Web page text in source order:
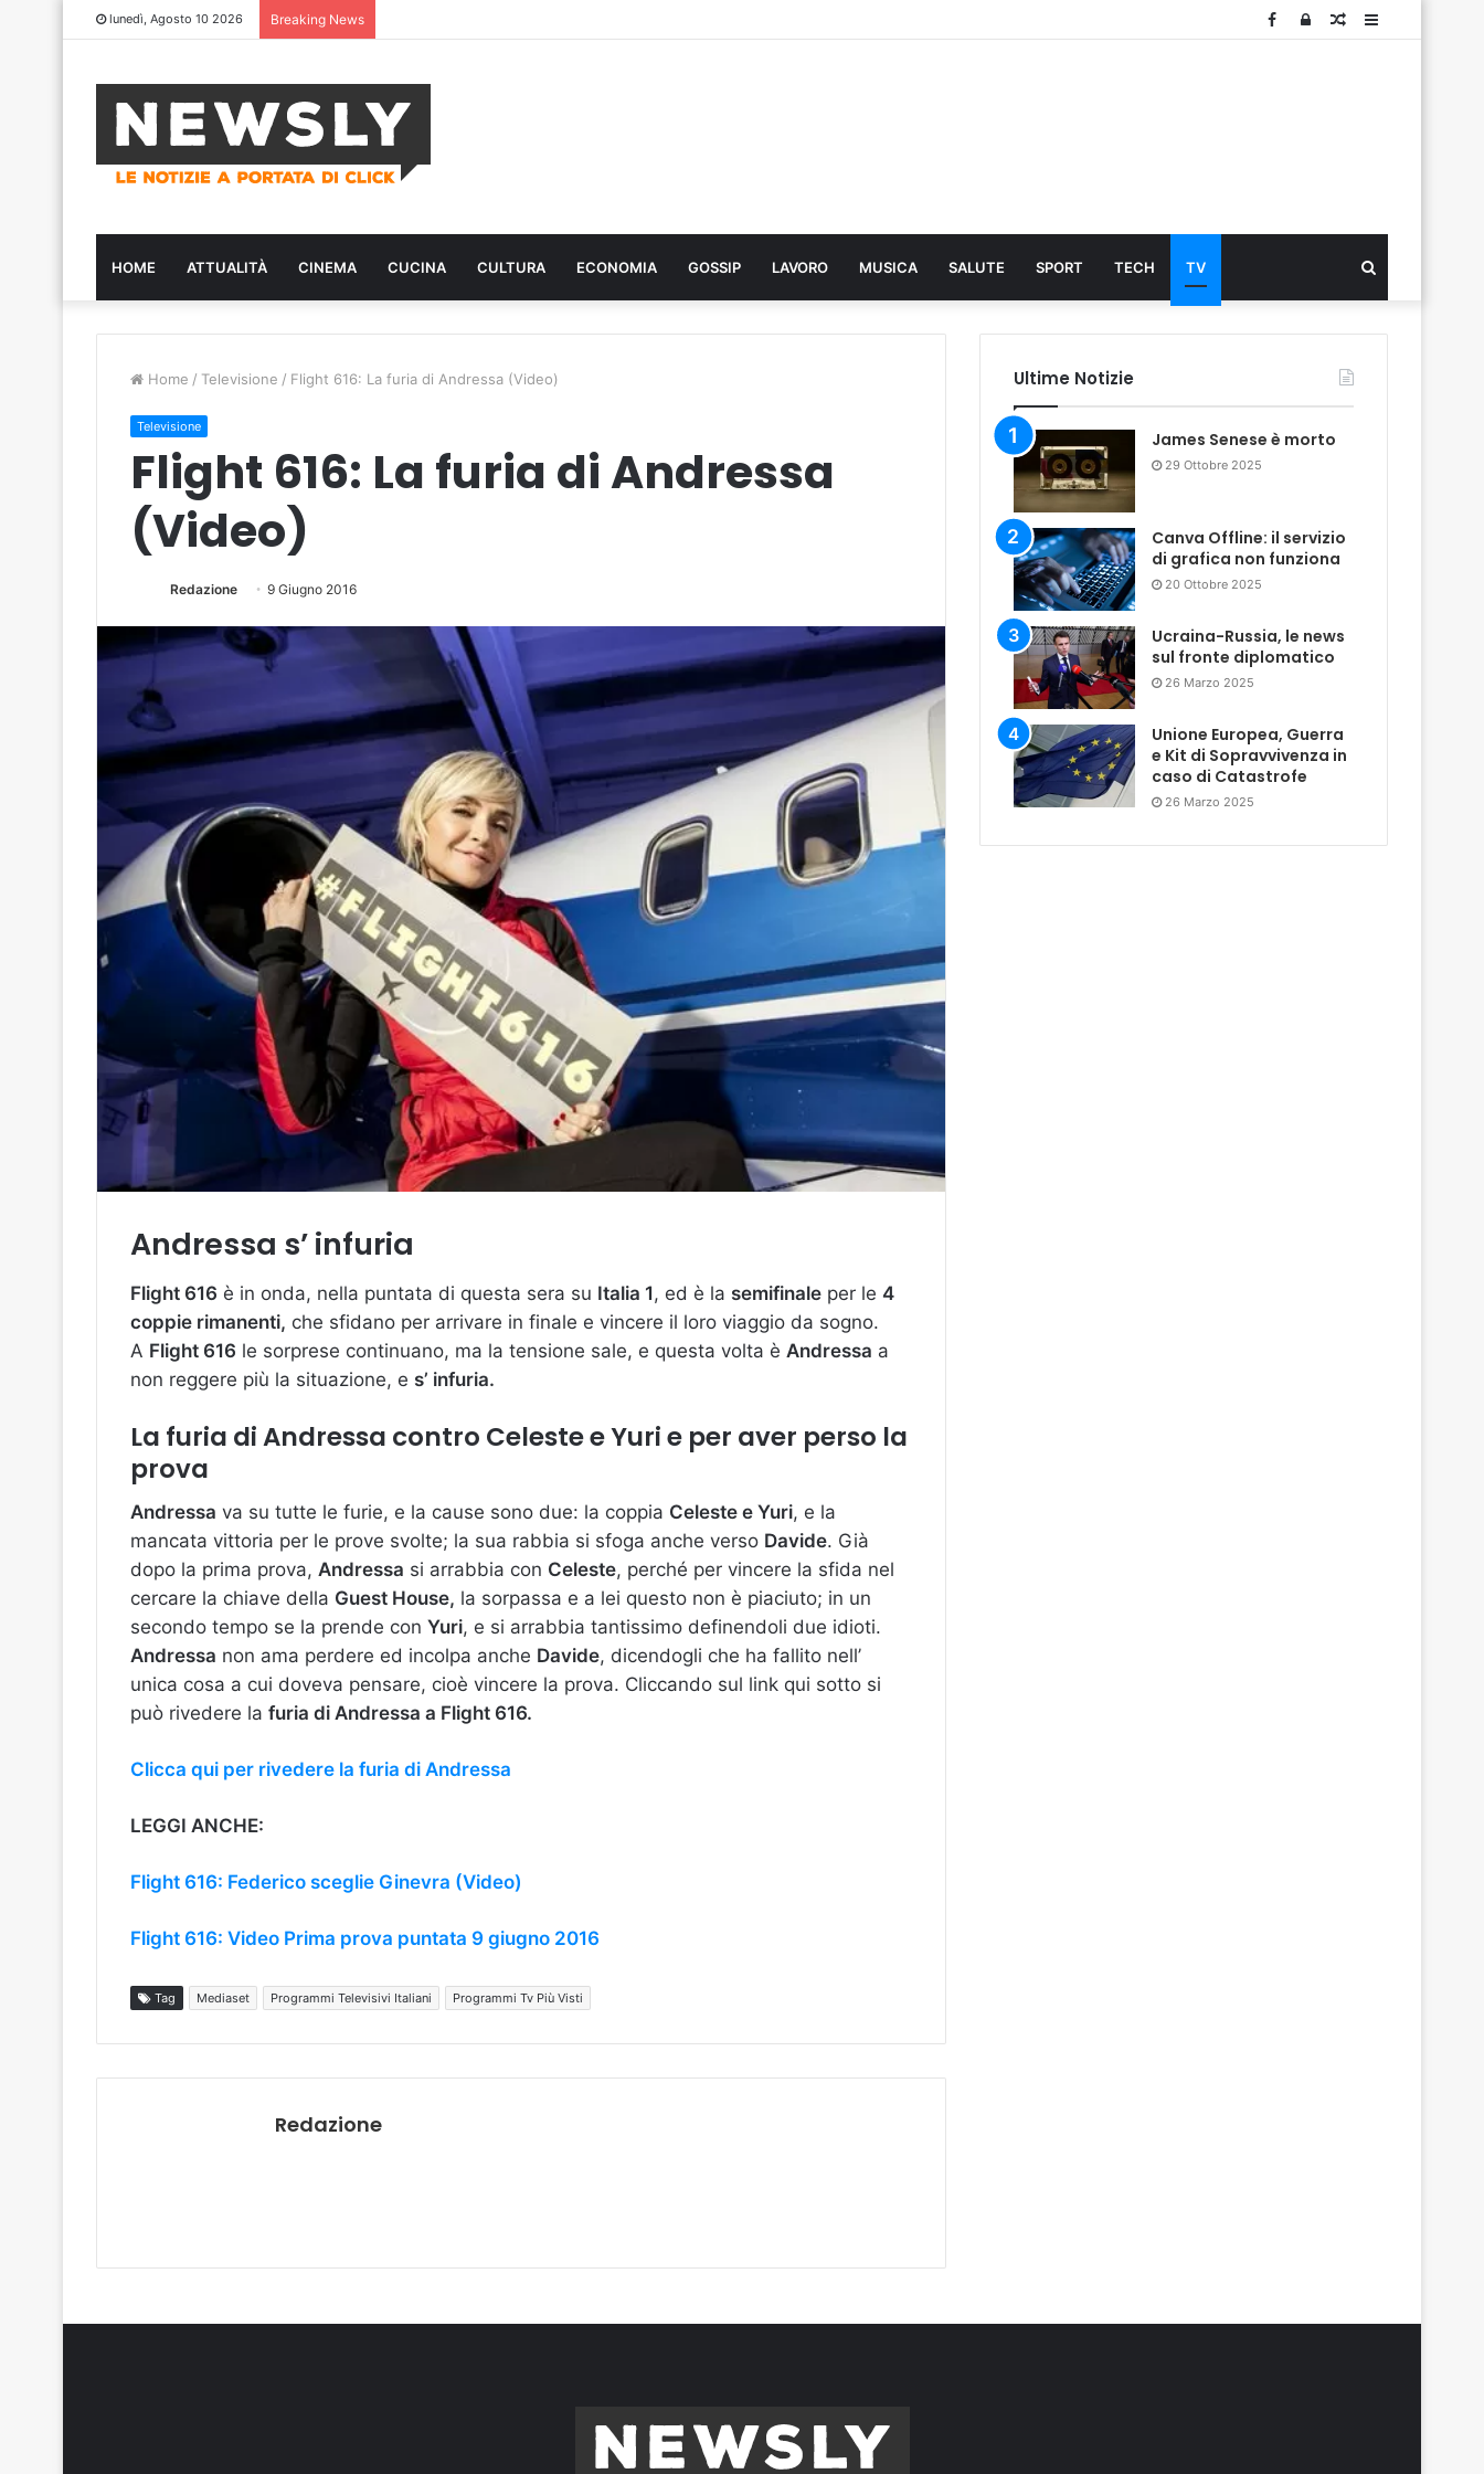
lunedì, Agosto 10 2026 Breaking News Sidebar
Articolo
Log
Facebook
HOME ATTUALITÀ CINEMA CUCINA CULTURA ECONOMIA GOSSIP LAVORO MUSICA SALUTE SPORT TECH TV
...
Home / Televisione / Flight 616: La furia di Andressa (Video)
Televisione
Flight 616: La furia di Andressa
(Video)
Redazione 9 Giugno 2016
Andressa s’ infuria
Flight 616 è in onda, nella puntata di questa sera su Italia 1, ed è la semifinale per le 4
coppie rimanenti, che sfidano per arrivare in finale e vincere il loro viaggio da sogno.
A Flight 616 le sorprese continuano, ma la tensione sale, e questa volta è Andressa a
non reggere più la situazione, e s’ infuria.
La furia di Andressa contro Celeste e Yuri e per aver perso la
prova
Andressa va su tutte le furie, e la cause sono due: la coppia Celeste e Yuri, e la
mancata vittoria per le prove svolte; la sua rabbia si sfoga anche verso Davide. Già
dopo la prima prova, Andressa si arrabbia con Celeste, perché per vincere la sfida nel
cercare la chiave della Guest House, la sorpassa e a lei questo non è piaciuto; in un
secondo tempo se la prende con Yuri, e si arrabbia tantissimo definendoli due idioti.
Andressa non ama perdere ed incolpa anche Davide, dicendogli che ha fallito nell’
unica cosa a cui doveva pensare, cioè vincere la prova. Cliccando sul link qui sotto si
può rivedere la furia di Andressa a Flight 616.
Clicca qui per rivedere la furia di Andressa
LEGGI ANCHE:
Flight 616: Federico sceglie Ginevra (Video)
Flight 616: Video Prima prova puntata 9 giugno 2016
Tag Mediaset Programmi Televisivi Italiani Programmi Tv Più Visti
Redazione
Ultime Notizie
James Senese è morto
29 Ottobre 2025
Canva Offline: il servizio
di grafica non funziona
20 Ottobre 2025
Ucraina-Russia, le news
sul fronte diplomatico
26 Marzo 2025
Unione Europea, Guerra
e Kit di Sopravvivenza in
caso di Catastrofe
26 Marzo 2025